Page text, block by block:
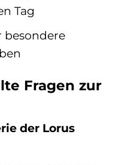
Tag
Fragen zur
der Lorus